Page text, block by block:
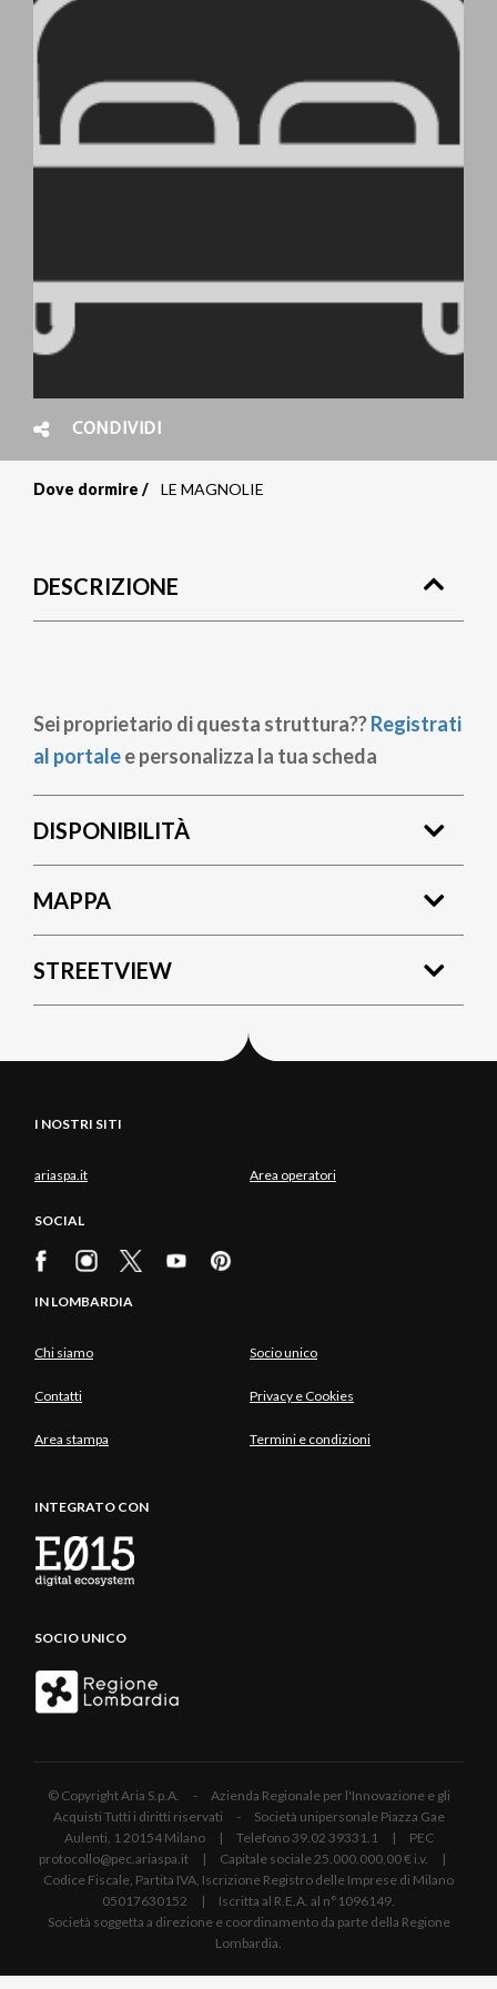
CONDIVIDI
pane
Dove dormire LE MAGNOLIE
DESCRIZIONE
Sei proprietario di questa struttura??Registrati
al portalee personalizza la tua scheda
DISPONIBILITÀ
MAPPA
STREETVIEW
I NOSTRI SITI
ariaspa.it Area operatori
SOCIAL
IN LOMBARDIA
Chi siamo Socio unico
Contatti Privacy e Cookies
Area stampa Termini e condizioni
INTEGRATO CON
SOCIO UNICO
© Copyright Aria S.p.A. - Azienda Regionale per l'Innovazione e gli
Acquisti Tutti i diritti riservati - Società unipersonale Piazza Gae
Aulenti, 1 20154 Milano | Telefono 39.02 39331.1 | PEC
protocollo@pec.ariaspa.it | Capitale sociale 25.000.000,00 € i.v. |
Codice Fiscale, Partita IVA, Iscrizione Registro delle Imprese di Milano
05017630152 | Iscritta al R.E.A. al n°1096149.
Società soggetta a direzione e coordinamento da parte della Regione
Lombardia.